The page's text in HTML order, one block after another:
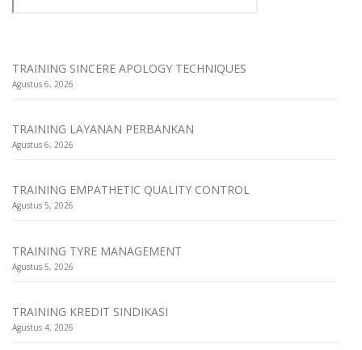
TRAINING SINCERE APOLOGY TECHNIQUES
Agustus 6, 2026
TRAINING LAYANAN PERBANKAN
Agustus 6, 2026
TRAINING EMPATHETIC QUALITY CONTROL
Agustus 5, 2026
TRAINING TYRE MANAGEMENT
Agustus 5, 2026
TRAINING KREDIT SINDIKASI
Agustus 4, 2026